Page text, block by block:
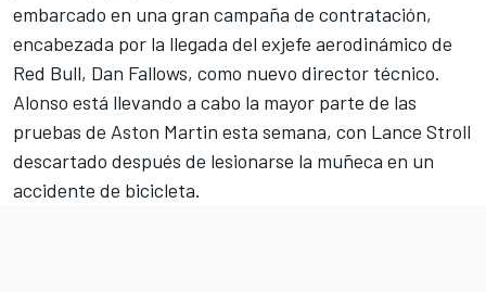
embarcado en una gran campaña de contratación,
encabezada por la llegada del exjefe aerodinámico de
Red Bull, Dan Fallows, como nuevo director técnico.
Alonso está llevando a cabo la mayor parte de las
pruebas de Aston Martin esta semana, con Lance Stroll
descartado después de lesionarse la muñeca en un
accidente de bicicleta.